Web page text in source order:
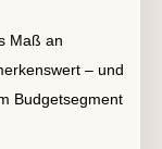
Maß an
– und
Budgetsegment